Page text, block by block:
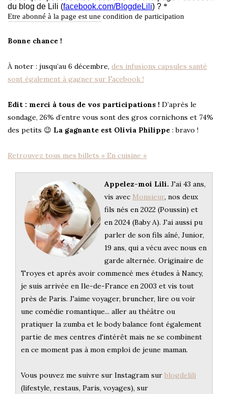
Bonne chance !
À noter : jusqu’au 6 décembre, des infusions capsules santé
sont également à gagner sur Facebook !
Edit : merci à tous de vos participations ! D’après le
sondage, 26% d’entre vous sont des gros cornichons et 74%
des petits 😉 La gagnante est Olivia Philippe : bravo !
Retrouvez tous mes billets « En cuisine »
Appelez-moi Lili. J'ai 43 ans,
vis avec Monsieur, nos deux
fils nés en 2022 (Poussin) et
en 2024 (Baby A). J'ai aussi pu
parler de son fils aîné, Junior,
19 ans, qui a vécu avec nous en
garde alternée. Originaire de
Troyes et après avoir commencé mes études à Nancy,
je suis arrivée en Ile-de-France en 2003 et vis tout
près de Paris. J'aime voyager, bruncher, lire ou voir
une comédie romantique... aller au théâtre ou
pratiquer la zumba et le body balance font également
partie de mes centres d'intérêt mais ne se combinent
en ce moment pas à mon emploi de jeune maman.
Vous pouvez me suivre sur Instagram sur blogdelili
(lifestyle, restaus, Paris, voyages), sur